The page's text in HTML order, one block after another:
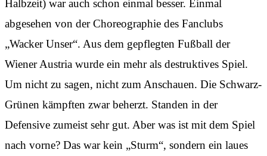
Halbzeit) war auch schon einmal besser. Einmal
abgesehen von der Choreographie des Fanclubs
„Wacker Unser“. Aus dem gepflegten Fußball der
Wiener Austria wurde ein mehr als destruktives Spiel.
Um nicht zu sagen, nicht zum Anschauen. Die Schwarz-
Grünen kämpften zwar beherzt. Standen in der
Defensive zumeist sehr gut. Aber was ist mit dem Spiel
nach vorne? Das war kein „Sturm“, sondern ein laues